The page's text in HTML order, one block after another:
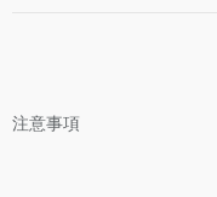
注意事項